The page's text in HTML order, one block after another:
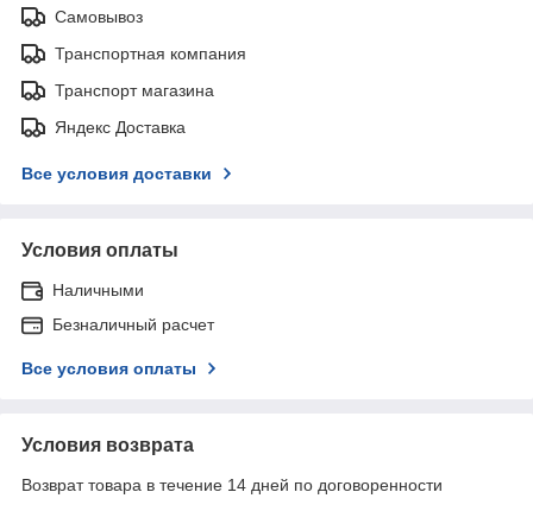
Самовывоз
Транспортная компания
Транспорт магазина
Яндекс Доставка
Все условия доставки
Условия оплаты
Наличными
Безналичный расчет
Все условия оплаты
Условия возврата
Возврат товара в течение 14 дней по договоренности